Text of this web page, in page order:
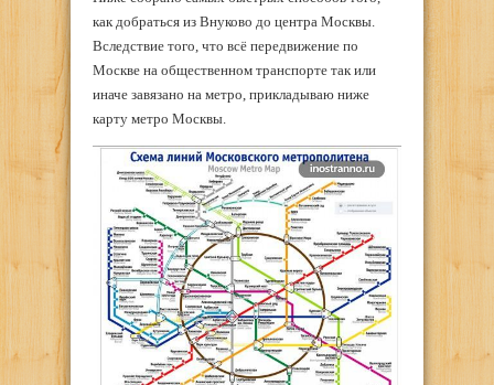
как добраться из Внуково до центра Москвы.
Вследствие того, что всё передвижение по
Москве на общественном транспорте так или
иначе завязано на метро, прикладываю ниже
карту метро Москвы.